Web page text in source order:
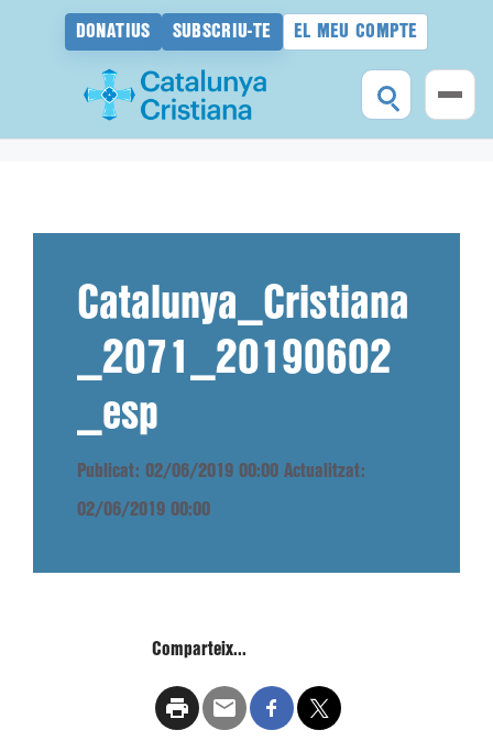
DONATIUS SUBSCRIU-TE EL MEU COMPTE
Catalunya_Cristiana
_2071_20190602
_esp
Publicat: 02/06/2019 00:00 Actualitzat:
02/06/2019 00:00
Comparteix...